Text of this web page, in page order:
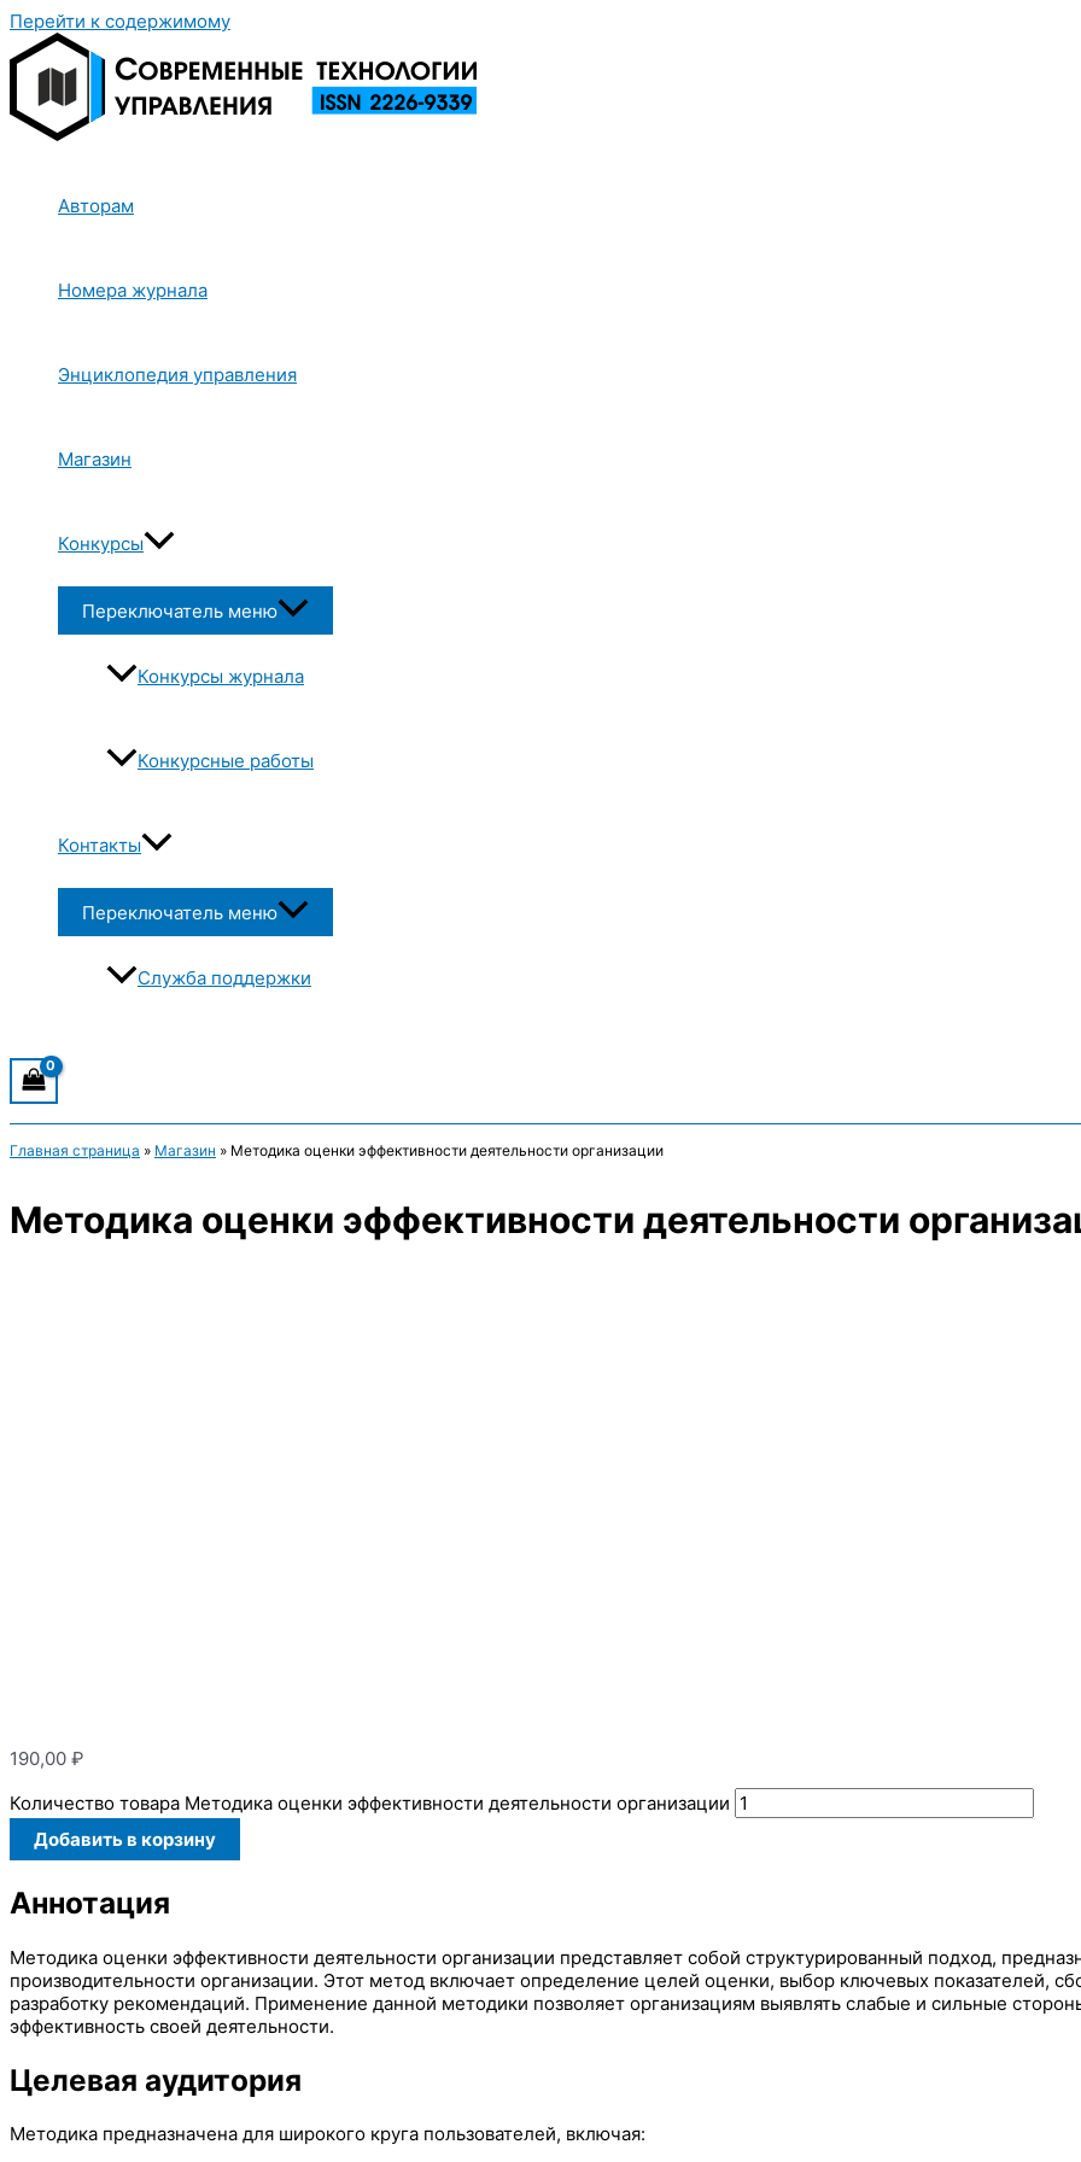
Перейти к содержимому
Авторам
Номера журнала
Энциклопедия управления
Магазин
Конкурсы
Переключатель меню
Конкурсы журнала
Конкурсные работы
Контакты
Переключатель меню
Служба поддержки
Главная страница » Магазин » Методика оценки эффективности деятельности организации
Методика оценки эффективности деятельности
190,00 ₽
Количество товара Методика оценки эффективности деятельности организации
Добавить в корзину
Аннотация
Методика оценки эффективности деятельности организации представляет собой структурированный подход,
производительности организации. Этот метод включает определение целей оценки, выбор ключевых показателей,
разработку рекомендаций. Применение данной методики позволяет организациям выявлять слабые и сильные
эффективность своей деятельности.
Целевая аудитория
Методика предназначена для широкого круга пользователей, включая: